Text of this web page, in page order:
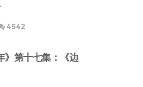
4542
》第十七集：《边